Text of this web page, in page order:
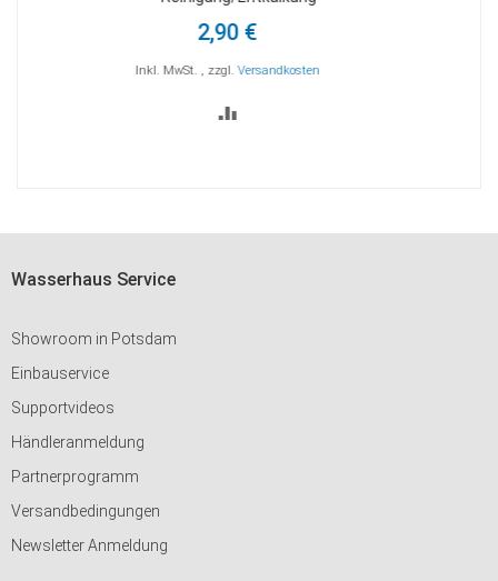
19,90 €
Inkl. MwSt.,zzgl.Versandkosten
Wasserhaus Service
Showroom in Potsdam
Einbauservice
Supportvideos
Händleranmeldung
Partnerprogramm
Versandbedingungen
Newsletter Anmeldung